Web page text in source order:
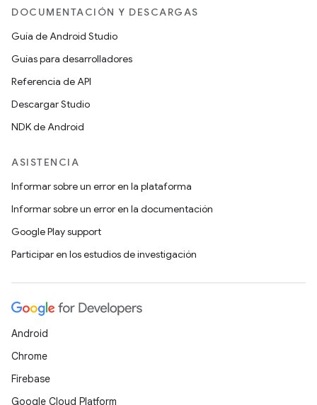
DOCUMENTACIÓN Y DESCARGAS
Guía de Android Studio
Guías para desarrolladores
Referencia de API
Descargar Studio
NDK de Android
ASISTENCIA
Informar sobre un error en la plataforma
Informar sobre un error en la documentación
Google Play support
Participar en los estudios de investigación
Android
Chrome
Firebase
Google Cloud Platform